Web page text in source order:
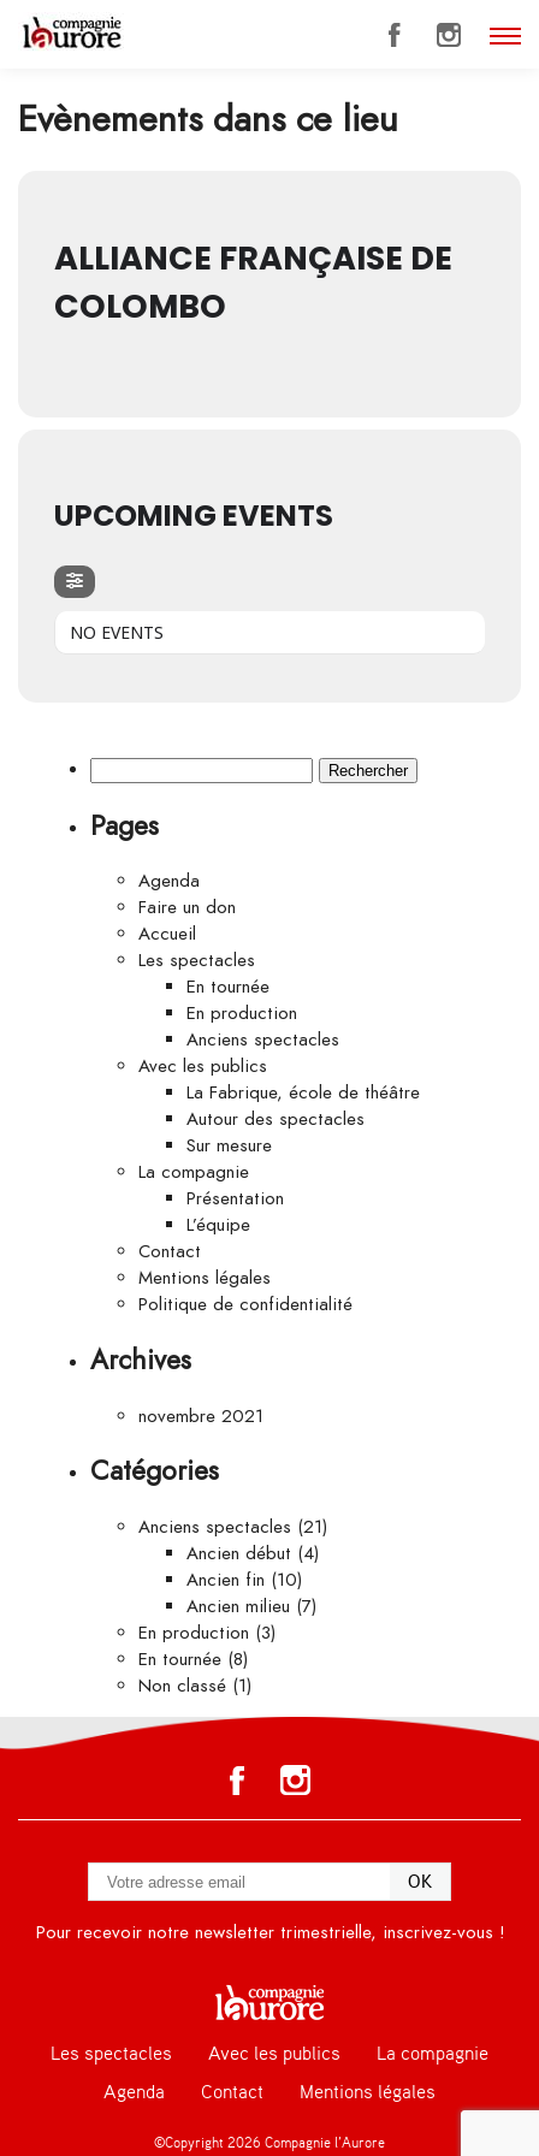
Evènements dans ce lieu
ALLIANCE FRANÇAISE DE
COLOMBO
UPCOMING EVENTS
NO EVENTS
Pages
Agenda
Faire un don
Accueil
Les spectacles
En tournée
En production
Anciens spectacles
Avec les publics
La Fabrique, école de théâtre
Autour des spectacles
Sur mesure
La compagnie
Présentation
L’équipe
Contact
Mentions légales
Politique de confidentialité
Archives
novembre 2021
Catégories
Anciens spectacles (21)
Ancien début (4)
Ancien fin (10)
Ancien milieu (7)
En production (3)
En tournée (8)
Non classé (1)
Pour recevoir notre newsletter trimestrielle, inscrivez-vous !
Les spectacles Avec les publics
La compagnie
Agenda
Contact Mentions légales
©Copyright 2026 Compagnie l’Aurore